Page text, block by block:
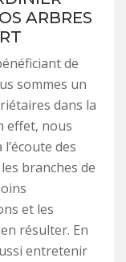
ARBRES
de
sommes un
dans la
effet, nous
des
branches de
et les
résulter. En
entretenir